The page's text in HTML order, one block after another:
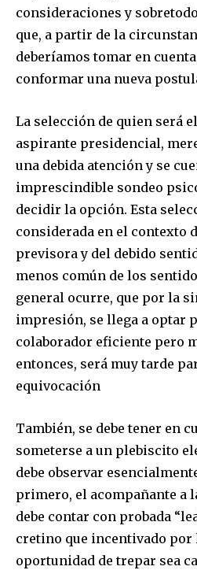
consideraciones y
que, a partir de la
deberíamos tomar en
conformar una nueva
La selección de quien será
aspirante presidencial,
una debida atención y se
imprescindible sondeo
decidir la opción. Esta
considerada en el contexto
previsora y del debido
menos común de los
general ocurre, que por la
impresión, se llega a optar
colaborador eficiente pero
entonces, será muy tarde
equivocación
También, se debe tener en
someterse a un plebiscito
debe observar
primero, el acompañante a
debe contar con probada
cretino que incentivado por
oportunidad de trepar sea